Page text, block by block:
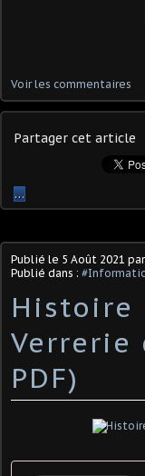
Voir les commentaires
Partager cet article
…
Publié le 5 Août 2021 par
Publié dans :
Histoire
PDF)